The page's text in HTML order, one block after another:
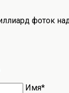
фоток
Имя*